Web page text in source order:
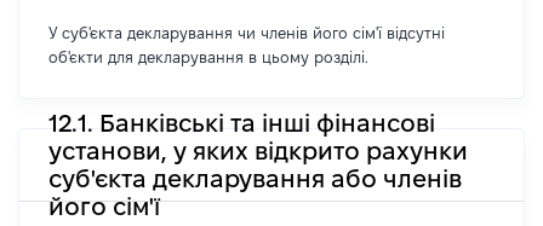
У суб'єкта декларування чи членів його сім'ї відсутні
об'єкти для декларування в цьому розділі.
12.1. Банківські та інші фінансові
установи, у яких відкрито рахунки
суб'єкта декларування або членів
його сім'ї